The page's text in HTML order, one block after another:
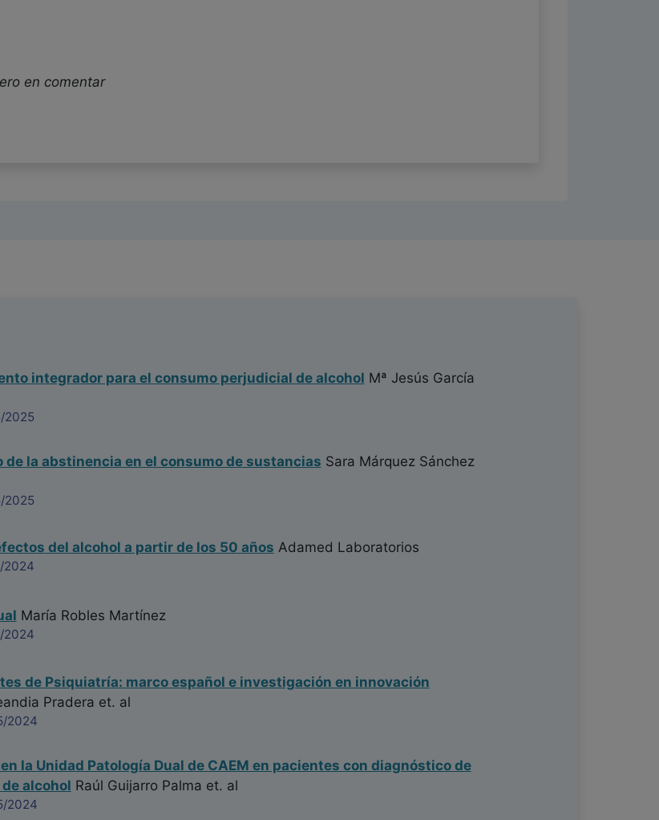
en comentar
integrador para el consumo perjudicial de alcohol Mª Jesús García
2025
de la abstinencia en el consumo de sustancias Sara Márquez Sánchez
2025
del alcohol a partir de los 50 años Adamed Laboratorios
2024
María Robles Martínez
2024
de Psiquiatría: marco español e investigación en innovación
Pradera et. al
2024
la Unidad Patología Dual de CAEM en pacientes con diagnóstico de
alcohol Raúl Guijarro Palma et. al
2024